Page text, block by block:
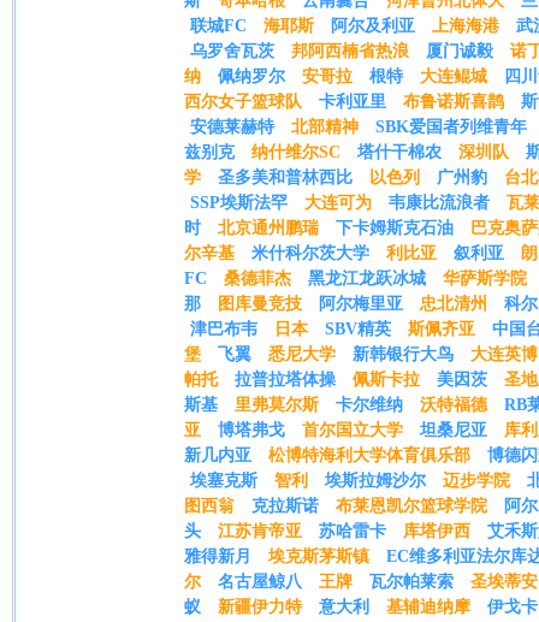
联城FC
海耶斯 阿尔及利亚 上海海港
武
乌罗舍瓦茨
邦阿西楠省热浪 厦门诚毅
诺
纳
佩纳罗尔 安哥拉 根特 大连鲲城
四
西尔女子篮球队
卡利亚里 布鲁诺斯喜鹊
安德莱赫特
北部精神
SBK爱国者列维青年
兹别克
纳什维尔SC 塔什干棉农 深圳队
学
圣多美和普林西比 以色列 广州豹
台
SSP埃斯法罕
大连可为 韦康比流浪者
瓦
时
北京通州鹏瑞 下卡姆斯克石油
巴克奥
尔辛基
米什科尔茨大学 利比亚 叙利亚
FC
桑德菲杰 黑龙江龙跃冰城
华萨斯学院
那
图库曼竞技 阿尔梅里亚 忠北清州
科
津巴布韦
日本 SBV精英 斯佩齐亚
中国
堡
飞翼 悉尼大学 新韩银行大鸟
大连英博
帕托
拉普拉塔体操 佩斯卡拉 美因茨
圣
斯基
里弗莫尔斯 卡尔维纳 沃特福德
RB
亚
博塔弗戈 首尔国立大学 坦桑尼亚
库
新几内亚
松博特海利大学体育俱乐部
博德
埃塞克斯
智利 埃斯拉姆沙尔 迈步学院
图西翁
克拉斯诺 布莱恩凯尔篮球学院
阿
头
江苏肯帝亚 苏哈雷卡 库塔伊西
艾禾
雅得新月
埃克斯茅斯镇
EC维多利亚法尔库
尔
名古屋鲸八 王牌 瓦尔帕莱索
圣埃蒂安
蚁
新疆伊力特 意大利 基辅迪纳摩
伊戈卡